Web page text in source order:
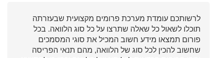
לרשותכם עומדת מערכת פרומים מקצועית שבעזרתה
תוכלו לשאול כל שאלה שתרצו על כל סוג הלוואה. בכל
פורום תמצאו מידע חשוב המכיל את סוגי המסמכים
שחשוב להכין לכל סוג של הלוואה, מהם תנאי הפריסה